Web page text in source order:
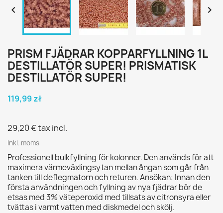
 
PRISM FJÄDRAR KOPPARFYLLNING 1L
DESTILLATÖR SUPER! PRISMATISK
DESTILLATÖR SUPER!
119,99 zł
29,20 €tax incl.
Inkl. moms
Professionell bulkfyllning för kolonner. Den används för att
maximera värmeväxlingsytan mellan ångan som går från
tanken till deflegmatorn och returen. Ansökan: Innan den
första användningen och fyllning av nya fjädrar bör de
etsas med 3% väteperoxid med tillsats av citronsyra eller
tvättas i varmt vatten med diskmedel och skölj.